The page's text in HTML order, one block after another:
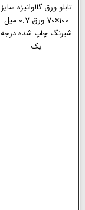
تابلو ورق گالوانیزه سایز
100×70 ورق 0.7 میل
شبرنگ چاپ شده درجه
یک